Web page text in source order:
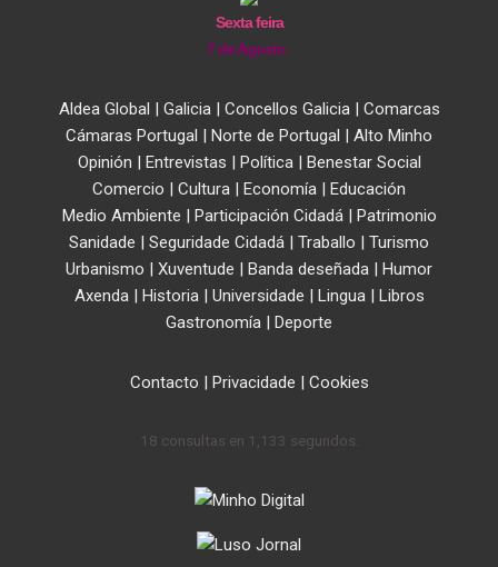
Sexta feira
7 de Agosto
Aldea Global | Galicia| Concellos Galicia| Comarcas
Cámaras Portugal | Norte de Portugal | Alto Minho
Opinión | Entrevistas | Política| Benestar Social
Comercio | Cultura | Economía | Educación
Medio Ambiente | Participación Cidadá| Patrimonio
Sanidade | Seguridade Cidadá | Traballo | Turismo
Urbanismo | Xuventude | Banda deseñada | Humor
Axenda| Historia| Universidade | Lingua| Libros
Gastronomía | Deporte
Contacto | Privacidade | Cookies
18 consultas en 1,133 segundos.